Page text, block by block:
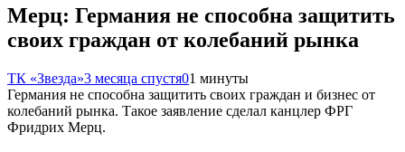
Мерц: Германия не способна защитить
своих граждан от колебаний рынка
ТК «Звезда»3 месяца спустя01 минуты
Германия не способна защитить своих граждан и бизнес от
колебаний рынка. Такое заявление сделал канцлер ФРГ
Фридрих Мерц.